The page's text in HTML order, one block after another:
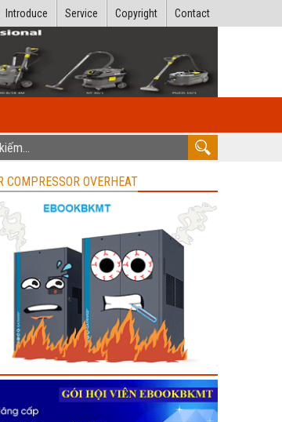
Contact
Copyright
Service
Introduce
COMPRESSOR OVERHEAT